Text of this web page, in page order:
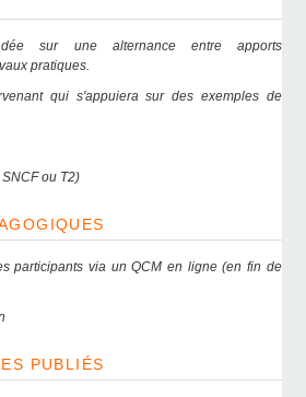
sur une alternance entre apports
pratiques.
qui s'appuiera sur des exemples de
ou T2)
participants via un QCM en ligne (en fin de
PUBLIÉS